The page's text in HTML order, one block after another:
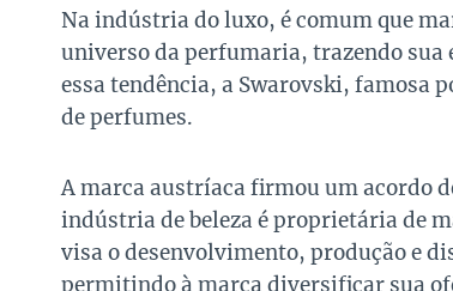
Na indústria do luxo, é comum que
universo da perfumaria, trazendo sua
essa tendência, a Swarovski, famosa
de perfumes.
A marca austríaca firmou um acordo
indústria de beleza é proprietária de
visa o desenvolvimento, produção e
permitindo à marca diversificar sua